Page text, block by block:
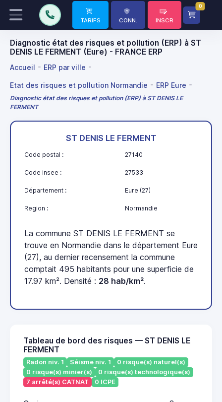
TARIFS CONN. INSCR
0
Diagnostic état des risques et pollution (ERP) à ST
DENIS LE FERMENT (Eure) - FRANCE ERP
Accueil ERP par ville
Etat des risques et pollution Normandie ERP Eure
Diagnostic état des risques et pollution (ERP) à ST DENIS LE
FERMENT
ST DENIS LE FERMENT
Code postal : 27140
Code insee : 27533
Département : Eure (27)
Region : Normandie
La commune ST DENIS LE FERMENT se
trouve en Normandie dans le département Eure
(27), au dernier recensement la commune
comptait 495 habitants pour une superficie de
17.97 km². Densité : 28 hab/km².
Tableau de bord des risques — ST DENIS LE
FERMENT
Radon niv. 1 Séisme niv. 1
0 risque(s) naturel(s)
0 risque(s) minier(s)
0 risque(s) technologique(s)
7 arrêté(s) CATNAT
0 ICPE